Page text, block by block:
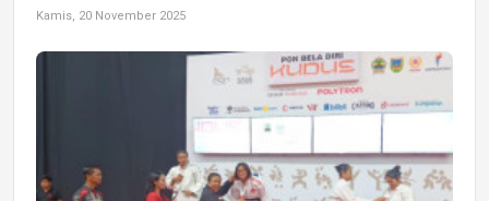
Kamis, 20 November 2025